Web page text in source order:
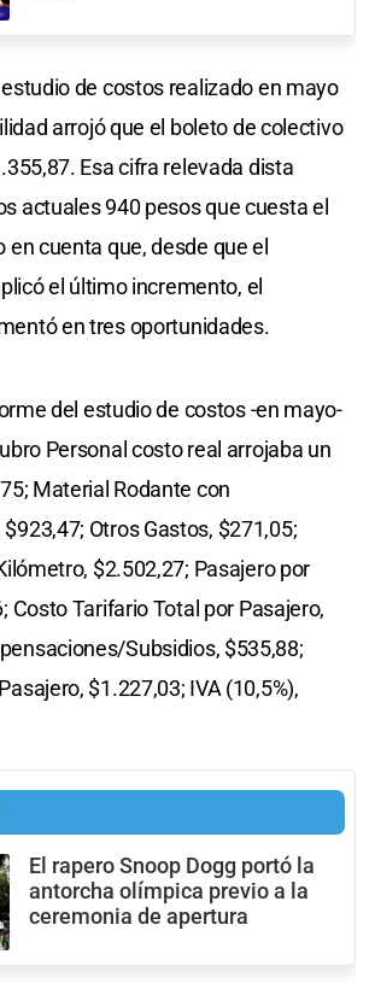
de costos realizado en mayo
arrojó que el boleto de colectivo
Esa cifra relevada dista
actuales 940 pesos que cuesta el
en cuenta que, desde que el
el último incremento, el
en tres oportunidades.
del estudio de costos -en mayo-
Personal costo real arrojaba un
Material Rodante con
Otros Gastos, $271,05;
$2.502,27; Pasajero por
Costo Tarifario Total por Pasajero,
Subsidios, $535,88;
$1.227,03; IVA (10,5%),
El rapero Snoop Dogg portó la
antorcha olímpica previo a la
ceremonia de apertura